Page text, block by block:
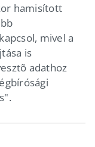
hamisított
mivel a
is
adathoz